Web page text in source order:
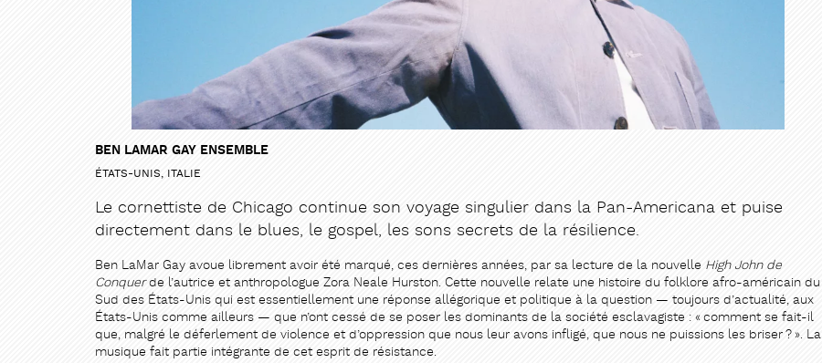
BEN LAMAR GAY ENSEMBLE
ÉTATS-UNIS, ITALIE
Le cornettiste de Chicago continue son voyage singulier dans la Pan-Americana et puise
directement dans le blues, le gospel, les sons secrets de la résilience.
Ben LaMar Gay avoue librement avoir été marqué, ces dernières années, par sa lecture de la nouvelle High John de
Conquerde l’autrice et anthropologue Zora Neale Hurston. Cette nouvelle relate une histoire du folklore afro-américain du
Sud des États-Unis qui est essentiellement une réponse allégorique et politique à la question — toujours d’actualité, aux
États-Unis comme ailleurs — que n’ont cessé de se poser les dominants de la société esclavagiste : « comment se fait-il
que, malgré le déferlement de violence et d’oppression que nous leur avons infligé, que nous ne puissions les briser ? ». La
musique fait partie intégrante de cet esprit de résistance.